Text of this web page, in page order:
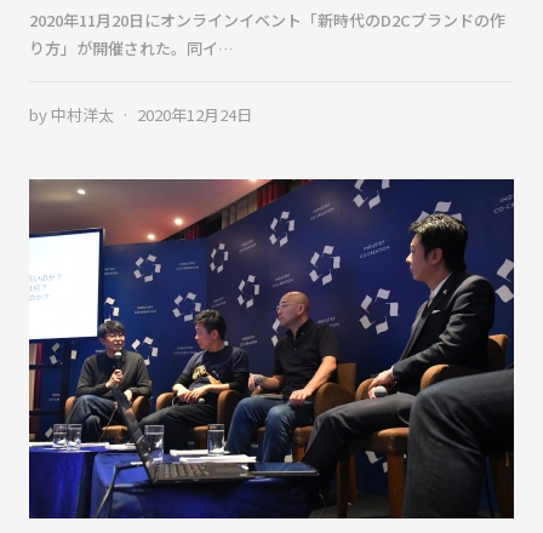
2020年11月20日にオンラインイベント「新時代のD2Cブランドの作
り方」が開催された。同イ…
by 中村洋太 2020年12月24日